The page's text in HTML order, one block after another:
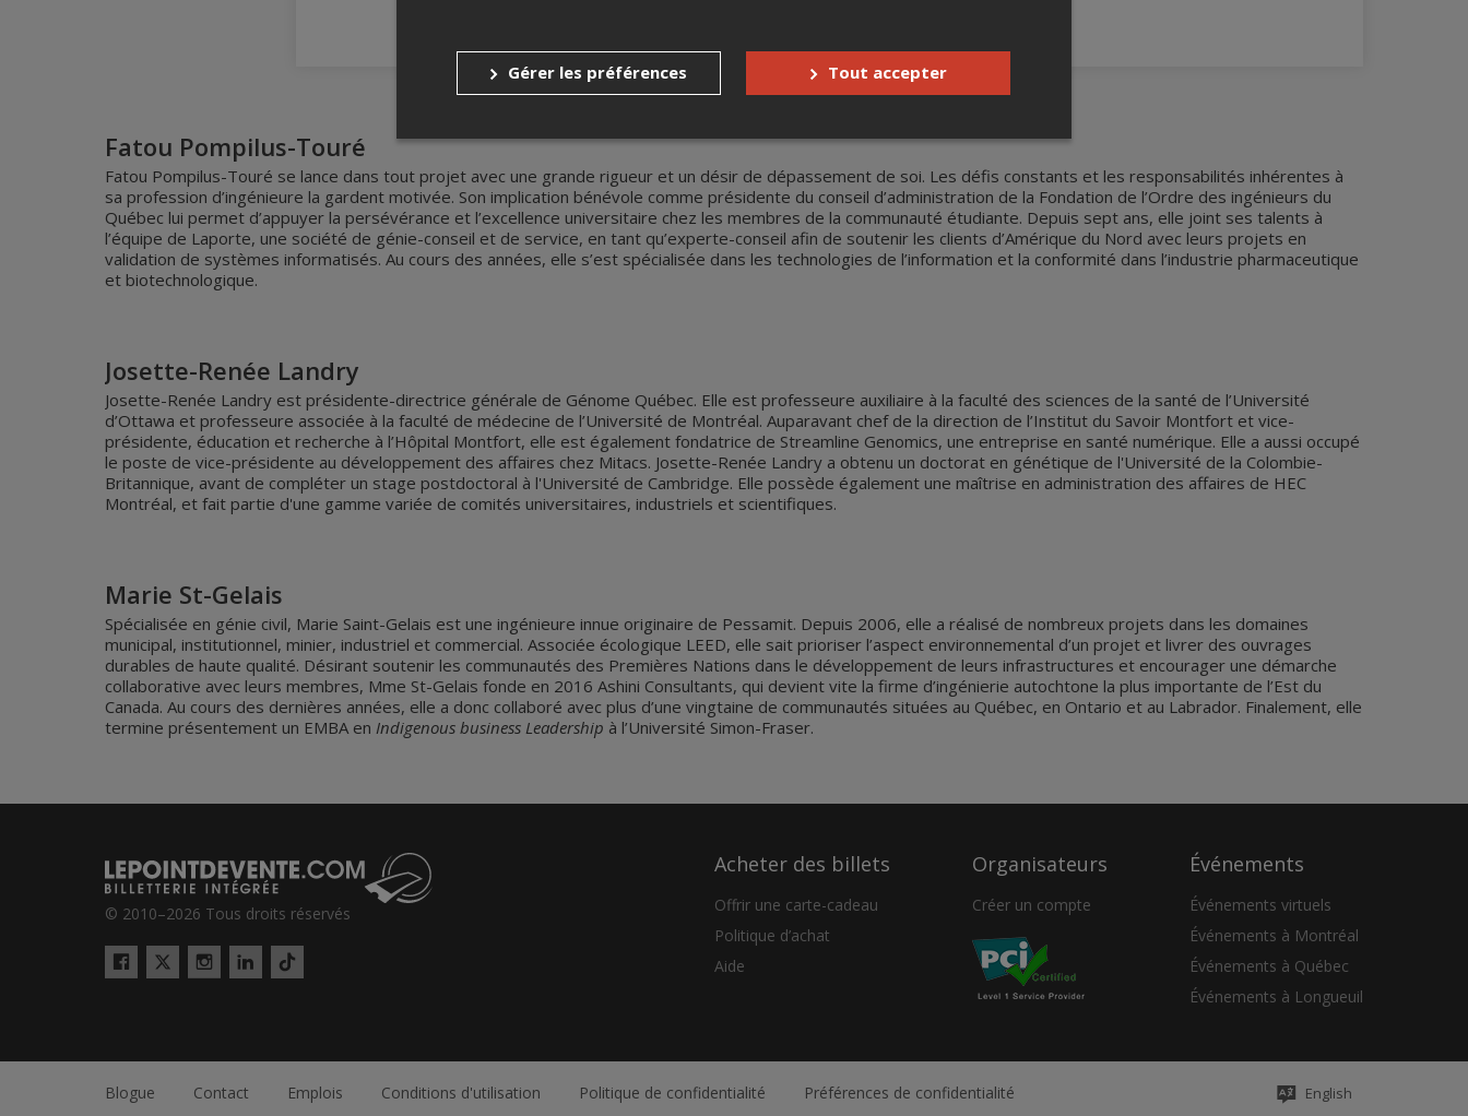
Fatou Pompilus-Touré
Fatou Pompilus-Touré se lance dans tout projet avec une grande rigueur et un désir de dépassement de soi. Les défis constants et les responsabilités inhérentes à
sa profession d’ingénieure la gardent motivée. Son implication bénévole comme présidente du conseil d’administration de la Fondation de l’Ordre des ingénieurs du
Québec lui permet d’appuyer la persévérance et l’excellence universitaire chez les membres de la communauté étudiante. Depuis sept ans, elle joint ses talents à
l’équipe de Laporte, une société de génie-conseil et de service, en tant qu’experte-conseil afin de soutenir les clients d’Amérique du Nord avec leurs projets en
validation de systèmes informatisés. Au cours des années, elle s’est spécialisée dans les technologies de l’information et la conformité dans l’industrie pharmaceutique
et biotechnologique.
Josette-Renée Landry
Josette-Renée Landry est présidente-directrice générale de Génome Québec. Elle est professeure auxiliaire à la faculté des sciences de la santé de l’Université
d’Ottawa et professeure associée à la faculté de médecine de l’Université de Montréal. Auparavant chef de la direction de l’Institut du Savoir Montfort et vice-
présidente, éducation et recherche à l’Hôpital Montfort, elle est également fondatrice de Streamline Genomics, une entreprise en santé numérique. Elle a aussi occupé
le poste de vice-présidente au développement des affaires chez Mitacs. Josette-Renée Landry a obtenu un doctorat en génétique de l'Université de la Colombie-
Britannique, avant de compléter un stage postdoctoral à l'Université de Cambridge. Elle possède également une maîtrise en administration des affaires de HEC
Montréal, et fait partie d'une gamme variée de comités universitaires, industriels et scientifiques.
Marie St-Gelais
Spécialisée en génie civil, Marie Saint-Gelais est une ingénieure innue originaire de Pessamit. Depuis 2006, elle a réalisé de nombreux projets dans les domaines
municipal, institutionnel, minier, industriel et commercial. Associée écologique LEED, elle sait prioriser l’aspect environnemental d’un projet et livrer des ouvrages
durables de haute qualité. Désirant soutenir les communautés des Premières Nations dans le développement de leurs infrastructures et encourager une démarche
collaborative avec leurs membres, Mme St-Gelais fonde en 2016 Ashini Consultants, qui devient vite la firme d’ingénierie autochtone la plus importante de l’Est du
Canada. Au cours des dernières années, elle a donc collaboré avec plus d’une vingtaine de communautés situées au Québec, en Ontario et au Labrador. Finalement, elle
termine présentement un EMBA en Indigenous business Leadership à l’Université Simon-Fraser.
© 2010–2026 Tous droits réservés
Facebook
Twitter
InstagramLinkedIn
Tiktok
Acheter des billets
Offrir une carte-cadeau
Politique d’achat
Aide
Organisateurs
Créer un compte
Événements
Événements virtuels
Événements à Montréal
Événements à Québec
Événements à Longueuil
Blogue Contact Emplois Conditions d'utilisation Politique de confidentialité Préférences de confidentialité English
Gérer les préférences Tout accepter